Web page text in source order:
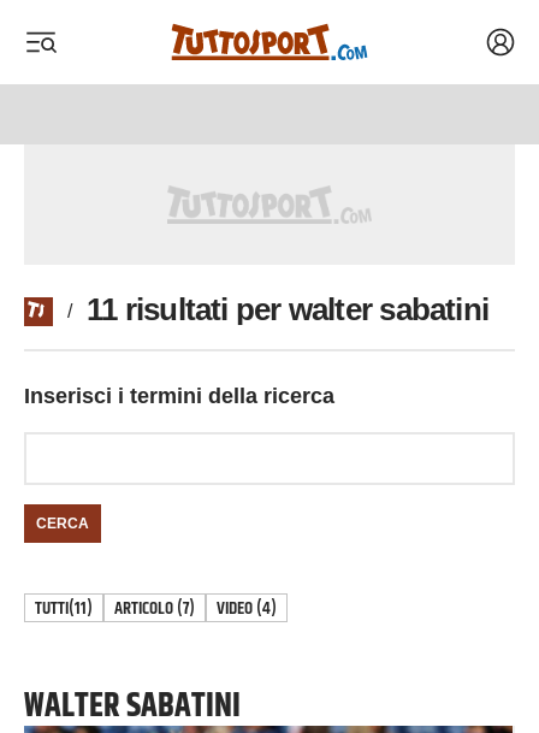
/ 11 risultati per walter sabatini
Inserisci i termini della ricerca
CERCA
TUTTI(11) ARTICOLO(7) VIDEO(4)
WALTER SABATINI